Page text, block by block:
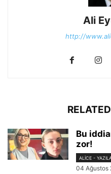
Ali
http://
Bu
zor!
ALİCE -
04 Ağustos